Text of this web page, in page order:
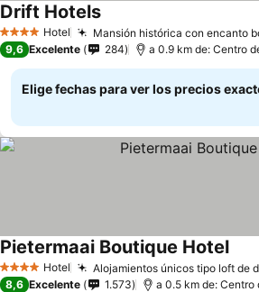
4 EstrellasHotel Mansión histórica con encanto
Drift HotelsVer precios
9,6 Excelente 284 a 0.9 km de: Centro
Elige fechas para ver los precios
4 EstrellasHotel Alojamientos únicos tipo loft de
Pietermaai Boutique HotelVer
8,6 Excelente 1.573 a 0.5 km de: Centro